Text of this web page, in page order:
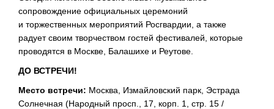
сопровождение официальных церемоний
и торжественных мероприятий Росгвардии, а также
радует своим творчеством гостей фестивалей, которые
проводятся в Москве, Балашихе и Реутове.
ДО ВСТРЕЧИ!
Место встречи: Москва, Измайловский парк, Эстрада
Солнечная (Народный просп., 17, корп. 1, стр. 15 /